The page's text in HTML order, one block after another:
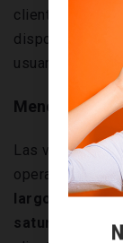
cliente. No se
disponible,
usuario también
Menos
Las vacaciones
operativa. Esto
largos, menor
saturación de